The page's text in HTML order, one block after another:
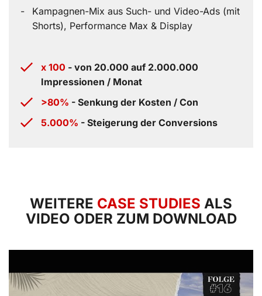
Kampagnen-Mix aus Such- und Video-Ads (mit
Shorts), Performance Max & Display
x 100 - von 20.000 auf 2.000.000
Impressionen / Monat
>80% - Senkung der Kosten / Con
5.000% - Steigerung der Conversions
WEITERE CASE STUDIES ALS
VIDEO ODER ZUM DOWNLOAD